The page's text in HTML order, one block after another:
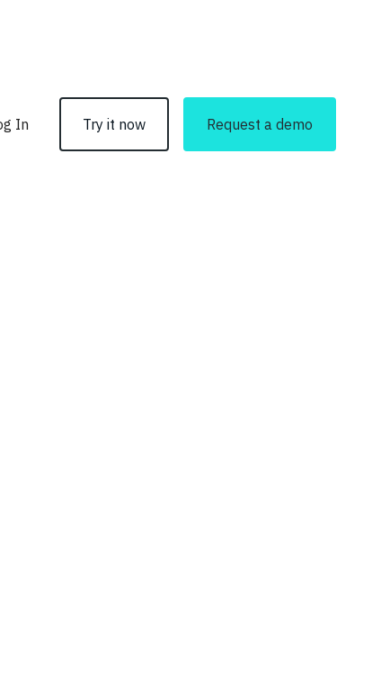
In Try it now Request a demo